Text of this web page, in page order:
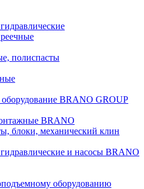
полиспасты
оборудование BRANO GROUP
BRANO
блоки, механический клин
и насосы BRANO
оборудованию